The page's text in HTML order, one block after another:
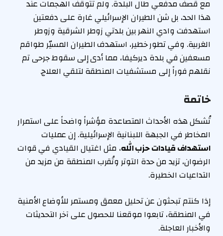
مع قصف مدفعي طال البلدة. ولم تتوقف الهجمات عند
هذا الحد، بل شن الطيران الإسرائيلي غارة على دفعتين
استهدفت وادي النهر بين بلدتي زوطر الشرقية وزوطر
الغربية. وفي تطور خطير، استهدف الطيران المسيّر طواقم
مسعفين في بلدة ديركيفا، مما أدى إلى سقوط جرحى تم
نقلهم فوراً إلى مستشفيات المنطقة لتلقي العلاج.
خاتمة
تُشكل هذه الأحداث المتصاعدة مؤشراً واضحاً على استمرار
المخاطر في الجبهة اللبنانية الإسرائيلية. إن عمليات
استهداف قيادات حزب الله، مثل اغتيال القيادي في قوات
الرضوان، تزيد من حدة التوتر وتُقرب المنطقة من مزيد من
التداعيات الخطيرة.
إذا كنتم تبحثون عن تحليل معمق ومستمر للأوضاع الأمنية
في المنطقة، تابعوا موقعنا للحصول على آخر التحديثات
والأخبار العاجلة.